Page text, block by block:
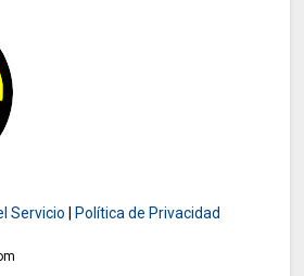
Servicio Política de Privacidad